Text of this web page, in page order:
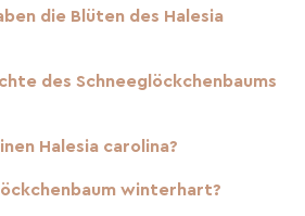
Bereiche, da er Wind und Frost gut
für Menschen und Tiere ist.
was Sie gesucht
die Blüten des Halesia
des Schneeglöckchenbaums
Halesia carolina?
winterhart?